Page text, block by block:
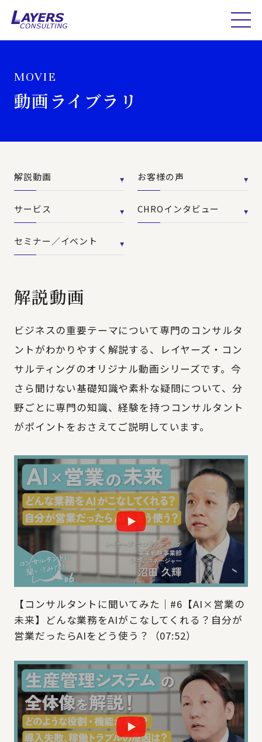
MOVIE
動画ライブラリ
解説動画 お客様の声
サービス CHROインタビュー
セミナー／イベント
解説動画
ビジネスの重要テーマについて専門のコンサルタ
ントがわかりやすく解説する、レイヤーズ・コン
サルティングのオリジナル動画シリーズです。今
さら聞けない基礎知識や素朴な疑問について、分
野ごとに専門の知識、経験を持つコンサルタント
がポイントをおさえてご説明しています。
【コンサルタントに聞いてみた｜#6【AI×営業の
未来】どんな業務をAIがこなしてくれる？自分が
営業だったらAIをどう使う？（07:52）